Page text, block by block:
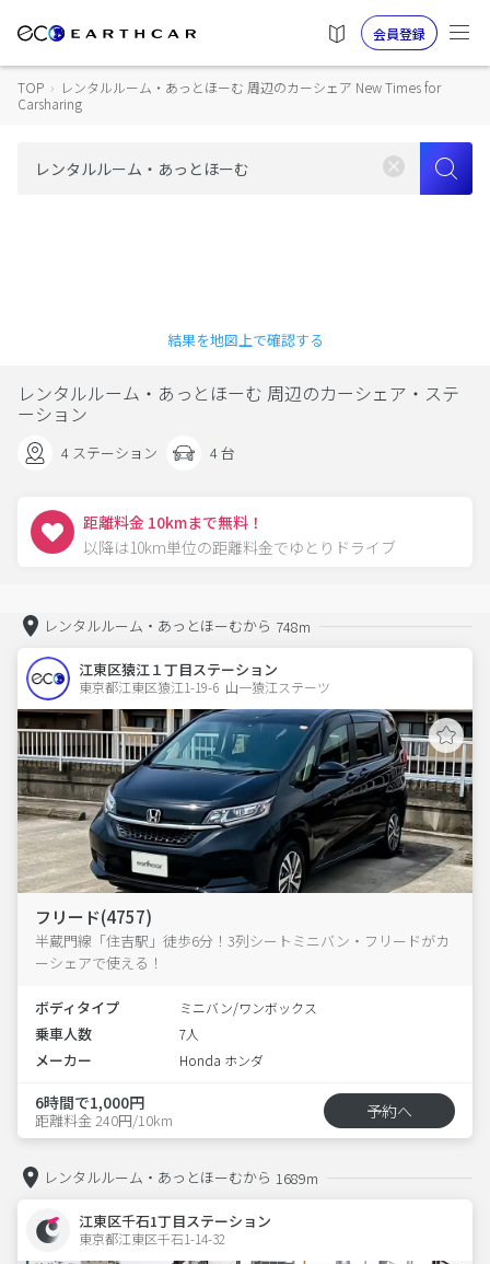
会員登録
TOP › レンタルルーム・あっとほーむ 周辺のカーシェア New Times for
Carsharing
結果を地図上で確認する
レンタルルーム・あっとほーむ 周辺のカーシェア・ステ
ーション
4 ステーション 4 台
距離料金 10kmまで無料！
以降は10km単位の距離料金でゆとりドライブ
レンタルルーム・あっとほーむから 748m
江東区猿江１丁目ステーション
東京都江東区猿江1-19-6  山一猿江ステーツ
フリード(4757)
半蔵門線「住吉駅」徒歩6分！3列シートミニバン・フリードがカ
ーシェアで使える！
ボディタイプ ミニバン/ワンボックス
乗車人数 7人
メーカー Honda ホンダ
6時間で1,000円
距離料金 240円/10km 予約へ
レンタルルーム・あっとほーむから 1689m
江東区千石1丁目ステーション
東京都江東区千石1-14-32